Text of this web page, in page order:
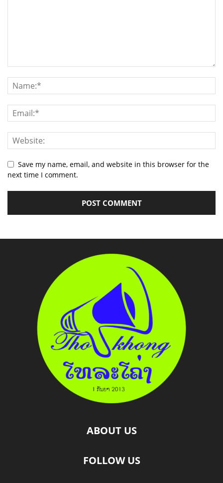
Save my name, email, and website in this browser for the
next time I comment.
ABOUT US
FOLLOW US